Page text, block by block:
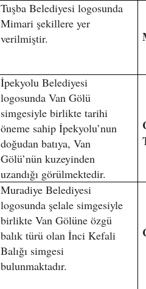
Tuşba Belediyesi logosunda
Mimari şekillere yer
verilmiştir.
İpekyolu Belediyesi
logosunda Van Gölü
simgesiyle birlikte tarihi
öneme sahip İpekyolu’nun
doğudan batıya, Van
Gölü’nün kuzeyinden
uzandığı görülmektedir.
Muradiye Belediyesi
logosunda şelale simgesiyle
birlikte Van Gölüne özgü
balık türü olan İnci Kefali
Balığı simgesi
bulunmaktadır.